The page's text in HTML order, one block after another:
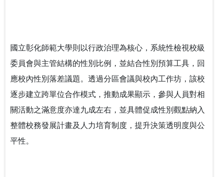
國立彰化師範大學則以行政治理為核心，系統性檢視校級
委員會與主管結構的性別比例，並結合性別預算工具，回
應校內性別落差議題。透過分區會議與校內工作坊，該校
逐步建立跨單位合作模式，推動成果顯示，參與人員對相
關活動之滿意度亦達九成左右，並具體促成性別觀點納入
整體校務發展計畫及人力培育制度，提升決策透明度與公
平性。